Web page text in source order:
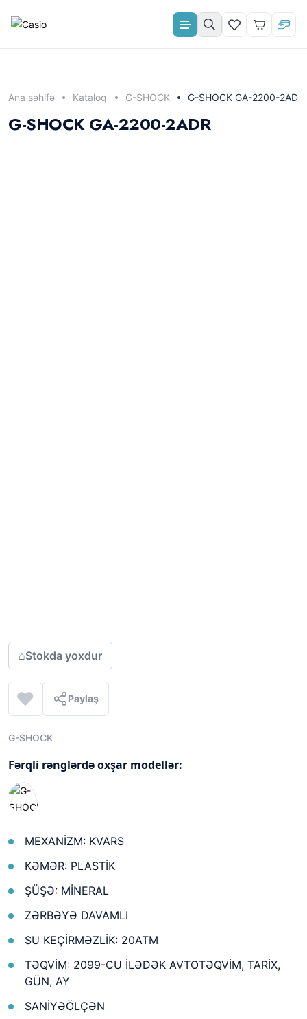
Ana səhifə Kataloq G-SHOCK G-SHOCK GA-2200-2ADR
G-SHOCK GA-2200-2ADR
⌂Stokda yoxdur
Paylaş
G-SHOCK
Fərqli rənglərdə oxşar modellər:
MEXANİZM: KVARS
KƏMƏR: PLASTİK
ŞÜŞƏ: MİNERAL
ZƏRBƏYƏ DAVAMLI
SU KEÇİRMƏZLİK: 20ATM
TƏQVİM: 2099-CU İLƏDƏK AVTOTƏQVİM, TARİX,
GÜN, AY
SANİYƏÖLÇƏN